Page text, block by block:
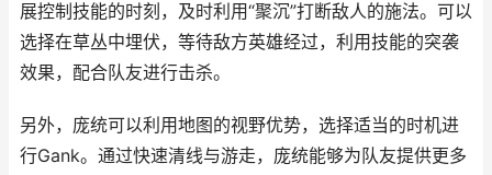
展控制技能的时刻，及时利用“聚沉”打断敌人的施法。可以
选择在草丛中埋伏，等待敌方英雄经过，利用技能的突袭
效果，配合队友进行击杀。
另外，庞统可以利用地图的视野优势，选择适当的时机进
行Gank。通过快速清线与游走，庞统能够为队友提供更多